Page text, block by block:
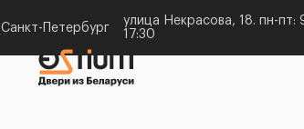
Санкт-Петербург
улица Некрасова, 18. пн-пт:
17:30